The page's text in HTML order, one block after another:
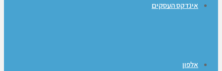
אינדקס העסקים
אלפון